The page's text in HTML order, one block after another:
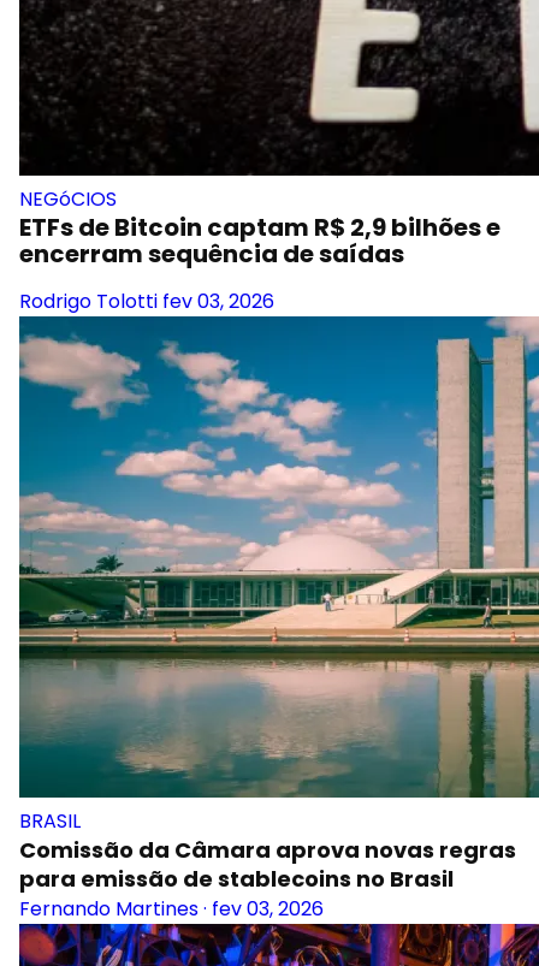
NEGóCIOS
ETFs de Bitcoin captam R$ 2,9 bilhões e
encerram sequência de saídas
Rodrigo Tolotti fev 03, 2026
BRASIL
Comissão da Câmara aprova novas regras
para emissão de stablecoins no Brasil
Fernando Martines· fev 03, 2026